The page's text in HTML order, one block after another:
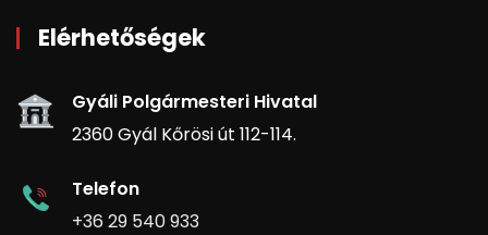
Elérhetőségek
Gyáli Polgármesteri Hivatal
2360 Gyál Kőrösi út 112-114.
Telefon
+36 29 540 933